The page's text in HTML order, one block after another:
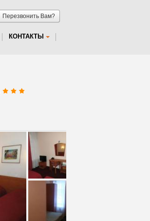
Перезвонить Вам?
КОНТАКТЫ